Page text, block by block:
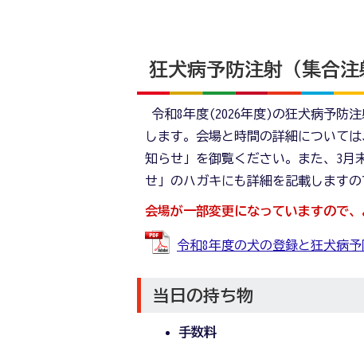
狂犬病予防注射（集合
令和8年度(2026年度)の狂犬病予防
します。会場と時間の詳細について
知らせ」を御覧ください。また、3月
せ」のハガキにも詳細を記載しますの
会場が一部変更になっていますので
令和8年度の犬の登録と狂犬病
当日の持ち物
手数料